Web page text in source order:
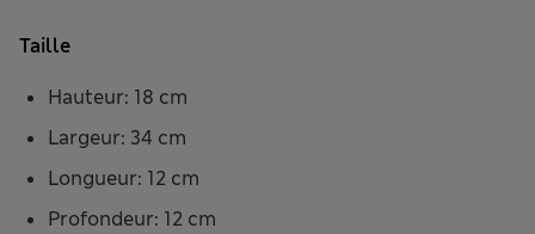
Taille
Hauteur: 18 cm
Largeur: 34 cm
Longueur: 12 cm
Profondeur: 12 cm